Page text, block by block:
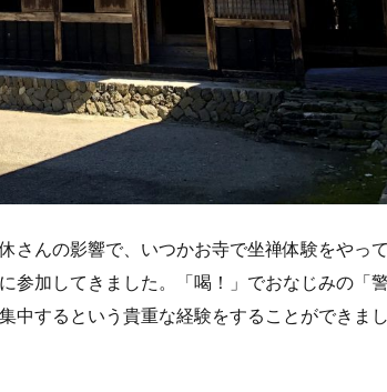
さんの影響で、いつかお寺で坐禅体験をやっ
参加してきました。「喝！」でおなじみの「
中するという貴重な経験をすることができま